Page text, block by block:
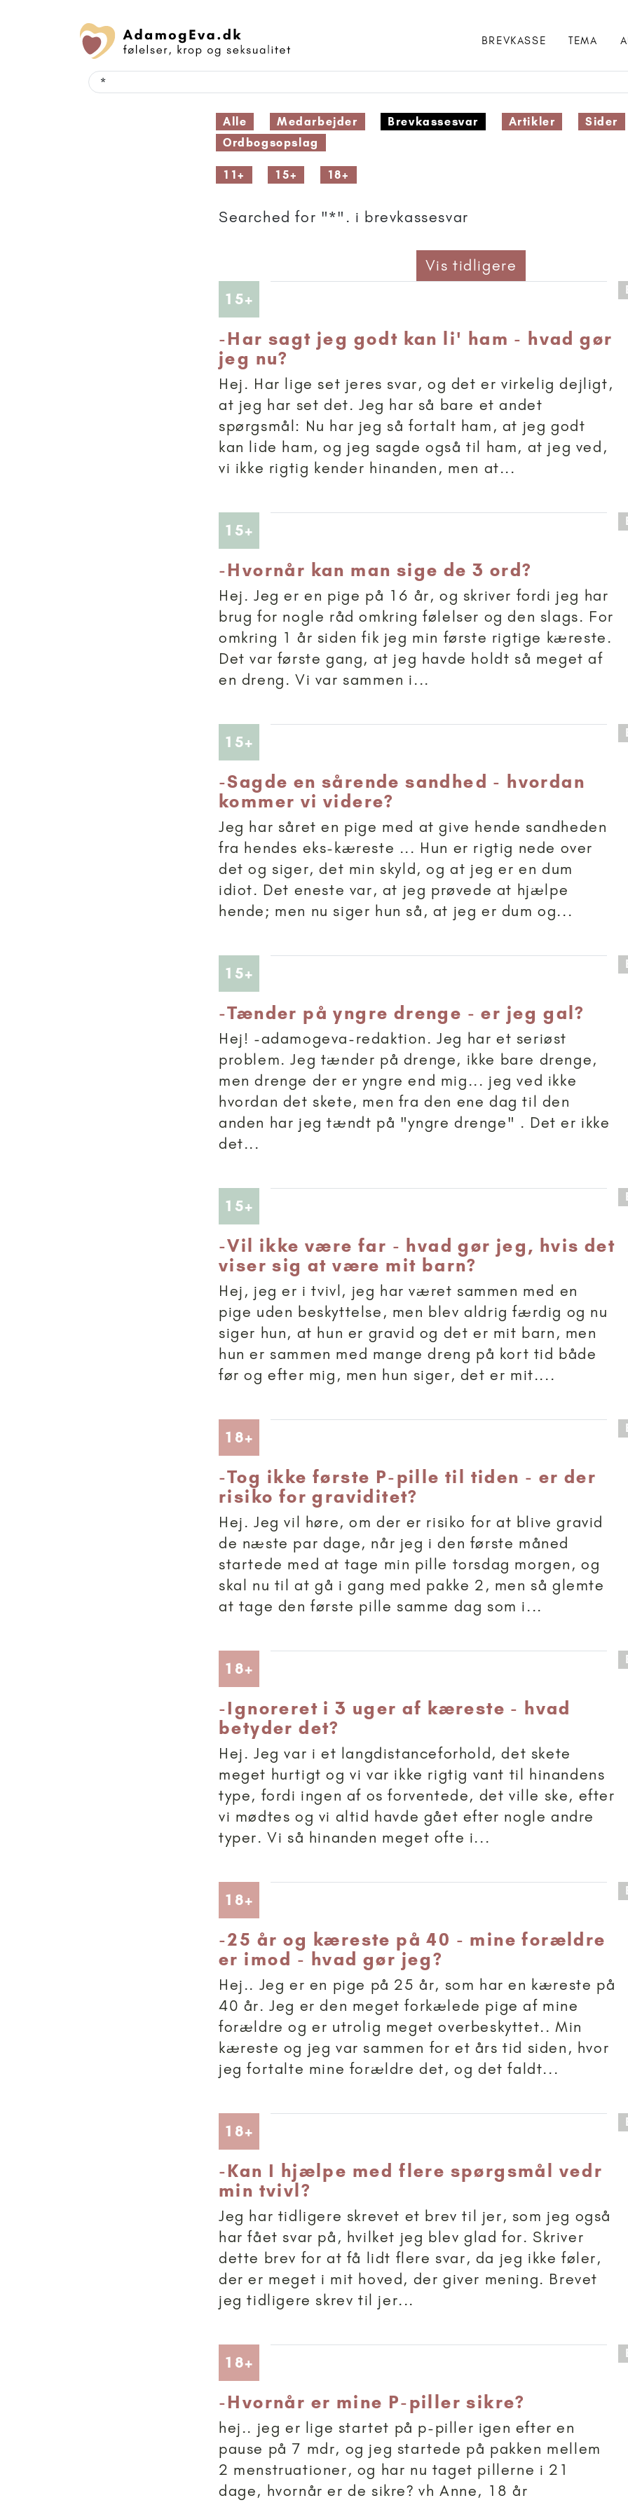
BREVKASSE TEMA
Alle Medarbejder Brevkassesvar Artikler
Sider
Ordbogsopslag
11+ 15+ 18+
Searched for "*". i brevkassesvar
Vis tidligere
15+
-Har sagt jeg godt kan li' ham - hvad gør
jeg nu?
Hej. Har lige set jeres svar, og det er virkelig dejligt,
at jeg har set det. Jeg har så bare et andet
spørgsmål: Nu har jeg så fortalt ham, at jeg godt
kan lide ham, og jeg sagde også til ham, at jeg ved,
vi ikke rigtig kender hinanden, men at...
15+
-Hvornår kan man sige de 3 ord?
Hej. Jeg er en pige på 16 år, og skriver fordi jeg har
brug for nogle råd omkring følelser og den slags. For
omkring 1 år siden fik jeg min første rigtige kæreste.
Det var første gang, at jeg havde holdt så meget af
en dreng. Vi var sammen i...
15+
-Sagde en sårende sandhed - hvordan
kommer vi videre?
Jeg har såret en pige med at give hende sandheden
fra hendes eks-kæreste ... Hun er rigtig nede over
det og siger, det min skyld, og at jeg er en dum
idiot. Det eneste var, at jeg prøvede at hjælpe
hende; men nu siger hun så, at jeg er dum og...
15+
-Tænder på yngre drenge - er jeg gal?
Hej! -adamogeva-redaktion. Jeg har et seriøst
problem. Jeg tænder på drenge, ikke bare drenge,
men drenge der er yngre end mig... jeg ved ikke
hvordan det skete, men fra den ene dag til den
anden har jeg tændt på "yngre drenge" . Det er ikke
det...
15+
-Vil ikke være far - hvad gør jeg, hvis det
viser sig at være mit barn?
Hej, jeg er i tvivl, jeg har været sammen med en
pige uden beskyttelse, men blev aldrig færdig og nu
siger hun, at hun er gravid og det er mit barn, men
hun er sammen med mange dreng på kort tid både
før og efter mig, men hun siger, det er mit....
18+
-Tog ikke første P-pille til tiden - er der
risiko for graviditet?
Hej. Jeg vil høre, om der er risiko for at blive gravid
de næste par dage, når jeg i den første måned
startede med at tage min pille torsdag morgen, og
skal nu til at gå i gang med pakke 2, men så glemte
at tage den første pille samme dag som i...
18+
-Ignoreret i 3 uger af kæreste - hvad
betyder det?
Hej. Jeg var i et langdistanceforhold, det skete
meget hurtigt og vi var ikke rigtig vant til hinandens
type, fordi ingen af os forventede, det ville ske, efter
vi mødtes og vi altid havde gået efter nogle andre
typer. Vi så hinanden meget ofte i...
18+
-25 år og kæreste på 40 - mine forældre
er imod - hvad gør jeg?
Hej.. Jeg er en pige på 25 år, som har en kæreste på
40 år. Jeg er den meget forkælede pige af mine
forældre og er utrolig meget overbeskyttet.. Min
kæreste og jeg var sammen for et års tid siden, hvor
jeg fortalte mine forældre det, og det faldt...
18+
-Kan I hjælpe med flere spørgsmål vedr
min tvivl?
Jeg har tidligere skrevet et brev til jer, som jeg også
har fået svar på, hvilket jeg blev glad for. Skriver
dette brev for at få lidt flere svar, da jeg ikke føler,
der er meget i mit hoved, der giver mening. Brevet
jeg tidligere skrev til jer...
18+
-Hvornår er mine P-piller sikre?
hej.. jeg er lige startet på p-piller igen efter en
pause på 7 mdr, og jeg startede på pakken mellem
2 menstruationer, og har nu taget pillerne i 21
dage, hvornår er de sikre? vh Anne, 18 år